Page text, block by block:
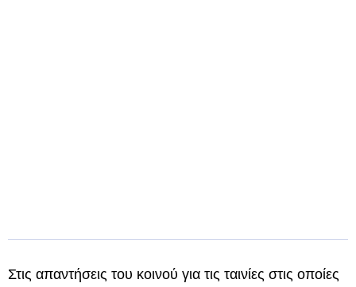
Στις απαντήσεις του κοινού για τις ταινίες στις οποίες